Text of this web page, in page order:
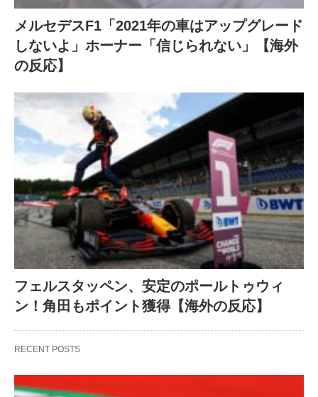
メルセデスF1「2021年の車はアップグレード
しないよ」ホーナー「信じられない」【海外
の反応】
フェルスタッペン、安定のポールトゥウィ
ン！角田もポイント獲得【海外の反応】
RECENT POSTS